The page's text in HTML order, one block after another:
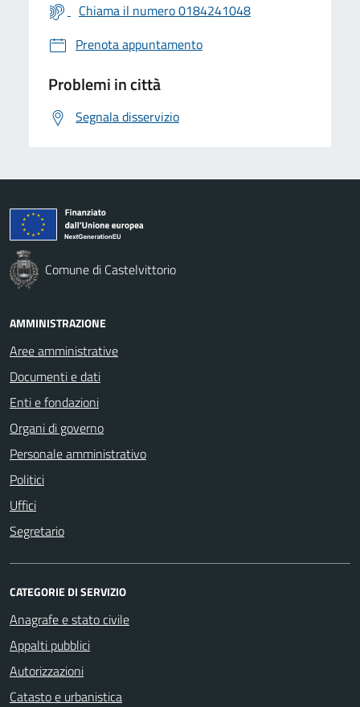
Chiama il numero 0184241048
Prenota appuntamento
Problemi in città
Segnala disservizio
Comune di Castelvittorio
AMMINISTRAZIONE
Aree amministrative
Documenti e dati
Enti e fondazioni
Organi di governo
Personale amministrativo
Politici
Uffici
Segretario
CATEGORIE DI SERVIZIO
Anagrafe e stato civile
Appalti pubblici
Autorizzazioni
Catasto e urbanistica